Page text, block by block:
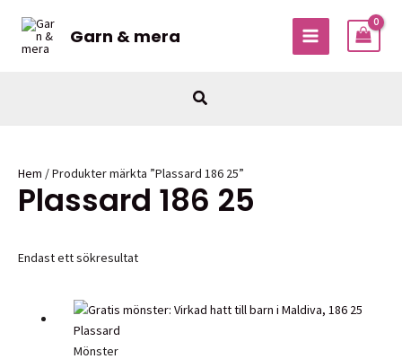
innehåll
Garn & mera
MAIN
Sök
Hem / Produkter märkta ”Plassard 186 25”
Plassard 186 25
Endast ett sökresultat
Mönster